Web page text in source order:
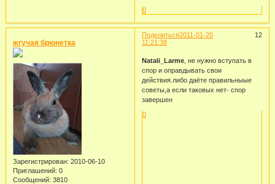
0
Поделиться 12
2011-01-20
11:21:38
жгучая брюнетка
Зарегистрирован: 2010-06-10
Приглашений: 0
Сообщений: 3810
Natali_Larme, не нужно вступать в
спор и оправдывать свои
действия.либо даёте правильныые
советы,а если таковых нет- спор
завершен
0